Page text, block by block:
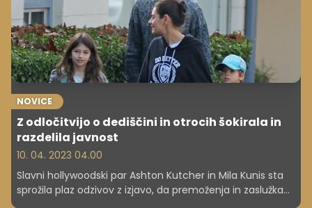
NOVICE
Z odločitvijo o dediščini in otrocih šokirala in
razdelila javnost
10. 04. 2023 04.00
Slavni hollywoodski par Ashton Kutcher in Mila Kunis sta
sprožila plaz odzivov z izjavo, da premoženja in zaslužka
ne bosta zapustila otrokom, temveč humanitarnim